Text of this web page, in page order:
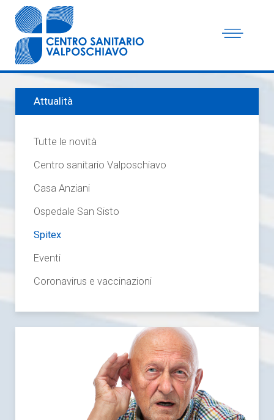
Attualità
Tutte le novità
Centro sanitario Valposchiavo
Casa Anziani
Ospedale San Sisto
Spitex
Eventi
Coronavirus e vaccinazioni